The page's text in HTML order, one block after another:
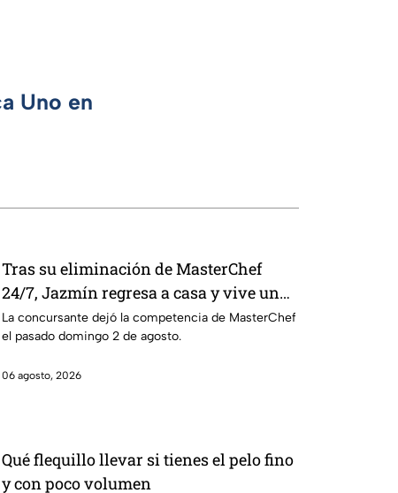
Uno en
Tras su eliminación de MasterChef
24/7, Jazmín regresa a casa y vive un
emotivo reencuentro
La concursante dejó la competencia de MasterChef
el pasado domingo 2 de agosto.
06 agosto, 2026
Qué flequillo llevar si tienes el pelo fino
y con poco volumen